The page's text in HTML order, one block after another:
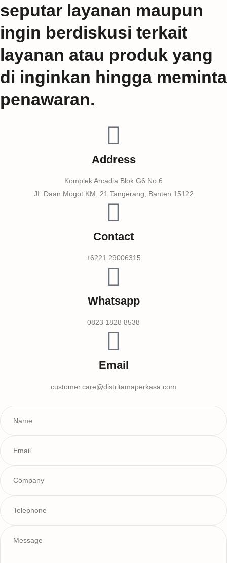
seputar layanan maupun
ingin berdiskusi terkait
layanan atau produk yang
di inginkan hingga meminta
penawaran.
Address
Komplek Arcadia Blok G6 No.6
JI. Daan Mogot KM. 21 Tangerang, Banten 15122
Contact
+6221 29006315
Whatsapp
0823 1828 8538
Email
customer.care@distritamaperkasa.com